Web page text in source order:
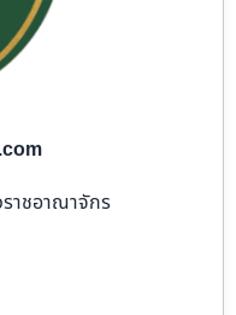
าชอาณาจักร